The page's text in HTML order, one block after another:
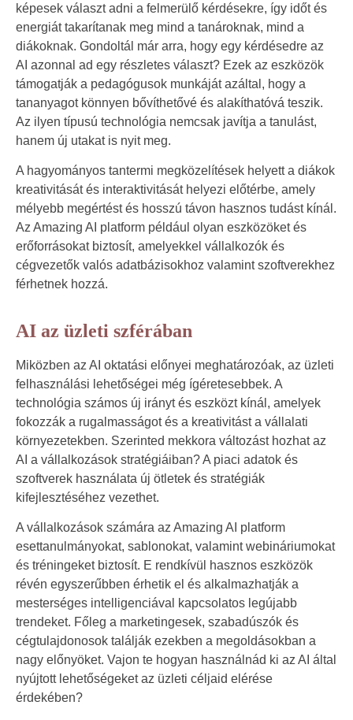
képesek választ adni a felmerülő kérdésekre, így időt és
energiát takarítanak meg mind a tanároknak, mind a
diákoknak. Gondoltál már arra, hogy egy kérdésedre az
AI azonnal ad egy részletes választ? Ezek az eszközök
támogatják a pedagógusok munkáját azáltal, hogy a
tananyagot könnyen bővíthetővé és alakíthatóvá teszik.
Az ilyen típusú technológia nemcsak javítja a tanulást,
hanem új utakat is nyit meg.
A hagyományos tantermi megközelítések helyett a diákok
kreativitását és interaktivitását helyezi előtérbe, amely
mélyebb megértést és hosszú távon hasznos tudást kínál.
Az Amazing AI platform például olyan eszközöket és
erőforrásokat biztosít, amelyekkel vállalkozók és
cégvezetők valós adatbázisokhoz valamint szoftverekhez
férhetnek hozzá.
AI az üzleti szférában
Miközben az AI oktatási előnyei meghatározóak, az üzleti
felhasználási lehetőségei még ígéretesebbek. A
technológia számos új irányt és eszközt kínál, amelyek
fokozzák a rugalmasságot és a kreativitást a vállalati
környezetekben. Szerinted mekkora változást hozhat az
AI a vállalkozások stratégiáiban? A piaci adatok és
szoftverek használata új ötletek és stratégiák
kifejlesztéséhez vezethet.
A vállalkozások számára az Amazing AI platform
esettanulmányokat, sablonokat, valamint webináriumokat
és tréningeket biztosít. E rendkívül hasznos eszközök
révén egyszerűbben érhetik el és alkalmazhatják a
mesterséges intelligenciával kapcsolatos legújabb
trendeket. Főleg a marketingesek, szabadúszók és
cégtulajdonosok találják ezekben a megoldásokban a
nagy előnyöket. Vajon te hogyan használnád ki az AI által
nyújtott lehetőségeket az üzleti céljaid elérése
érdekében?